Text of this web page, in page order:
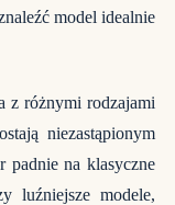
model idealnie
z różnymi rodzajami
niezastąpionym
padnie na klasyczne
luźniejsze modele,